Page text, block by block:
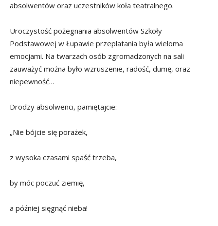
absolwentów oraz uczestników koła teatralnego.
Uroczystość pożegnania absolwentów Szkoły
Podstawowej w Łupawie przeplatania była wieloma
emocjami. Na twarzach osób zgromadzonych na sali
zauważyć można było wzruszenie, radość, dumę, oraz
niepewność…
Drodzy absolwenci, pamiętajcie:
„Nie bójcie się porażek,
z wysoka czasami spaść trzeba,
by móc poczuć ziemię,
a później sięgnąć nieba!